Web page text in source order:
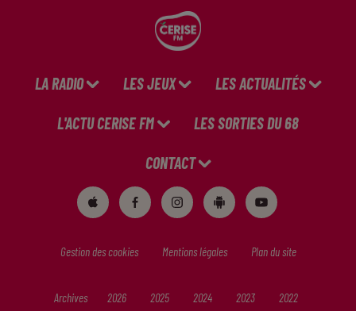
LA RADIO LES JEUX LES ACTUALITÉS
L'ACTU CERISE FM LES SORTIES DU 68
CONTACT
Gestion des cookies Mentions légales Plan du site
Archives 2026 2025 2024 2023 2022